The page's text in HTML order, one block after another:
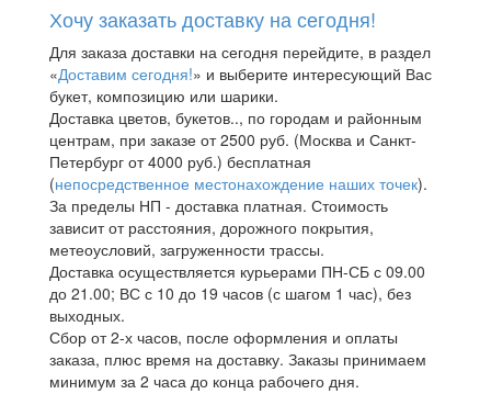
Хочу заказать доставку на сегодня!
Для заказа доставки на сегодня перейдите, в раздел
«Доставим сегодня!» и выберите интересующий Вас
букет, композицию или шарики.
Доставка цветов, букетов.., по городам и районным
центрам, при заказе от 2500 руб. (Москва и Санкт-
Петербург от 4000 руб.) бесплатная
(непосредственное местонахождение наших точек).
За пределы НП - доставка платная. Стоимость
зависит от расстояния, дорожного покрытия,
метеоусловий, загруженности трассы.
Доставка осуществляется курьерами ПН-СБ с 09.00
до 21.00; ВС с 10 до 19 часов (с шагом 1 час), без
выходных.
Сбор от 2-х часов, после оформления и оплаты
заказа, плюс время на доставку. Заказы принимаем
минимум за 2 часа до конца рабочего дня.